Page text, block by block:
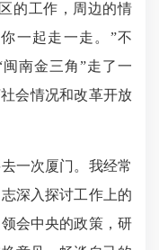
的工作，周边的情
一起走一走。”不
南金三角”走了一
会情况和改革开放
一次厦门。我经常
深入探讨工作上的
会中央的政策，研